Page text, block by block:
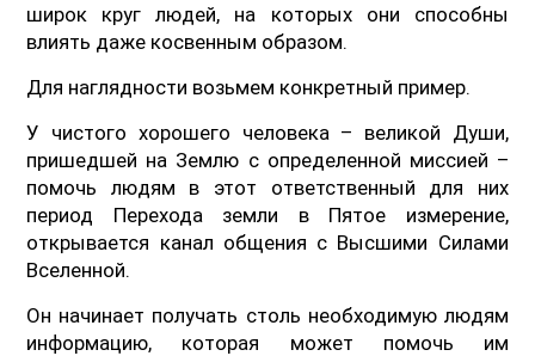
широк круг людей, на которых они способны
влиять даже косвенным образом.
Для наглядности возьмем конкретный пример.
У чистого хорошего человека – великой Души,
пришедшей на Землю с определенной миссией –
помочь людям в этот ответственный для них
период Перехода земли в Пятое измерение,
открывается канал общения с Высшими Силами
Вселенной.
Он начинает получать столь необходимую людям
информацию, которая может помочь им